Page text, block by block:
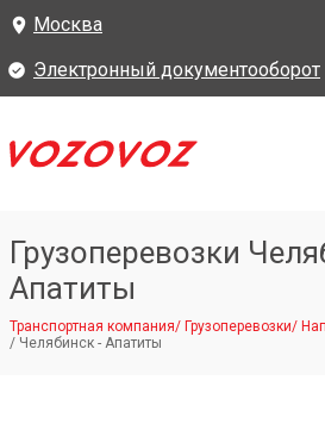
Москва
Электронный документооборот
Грузоперевозки
Апатиты
Транспортная компания/ Грузоперевозки/
/ Челябинск - Апатиты